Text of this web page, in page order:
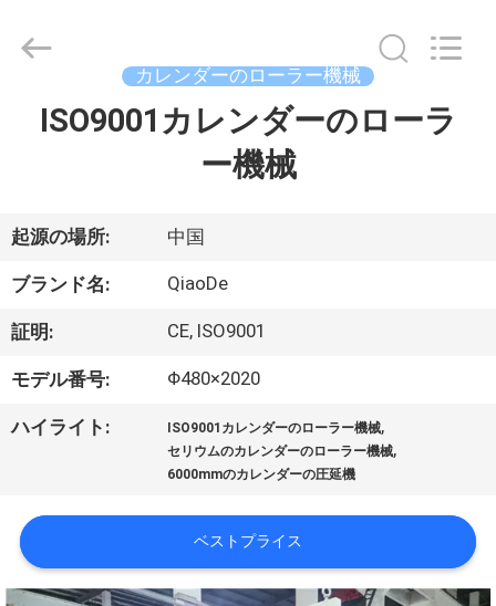
ロ
ダ
ク
ト
に
つ
2021
Machinery
カレンダーのローラー機械
ISO9001カレンダーのローラ
ー機械
起源の場所: 中国
ブランド名: QiaoDe
証明: CE, ISO9001
モデル番号: Φ480×2020
ハイライト: ISO9001カレンダーのローラー機械,
セリウムのカレンダーのローラー機械,
6000mmのカレンダーの圧延機
ベストプライス